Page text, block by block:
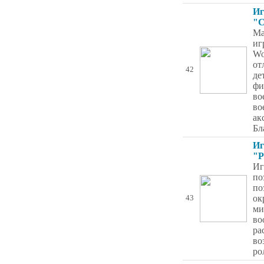
42
43